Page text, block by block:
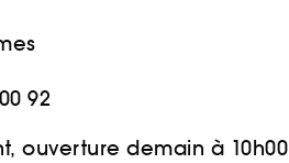
92
ouverture demain à 10h00